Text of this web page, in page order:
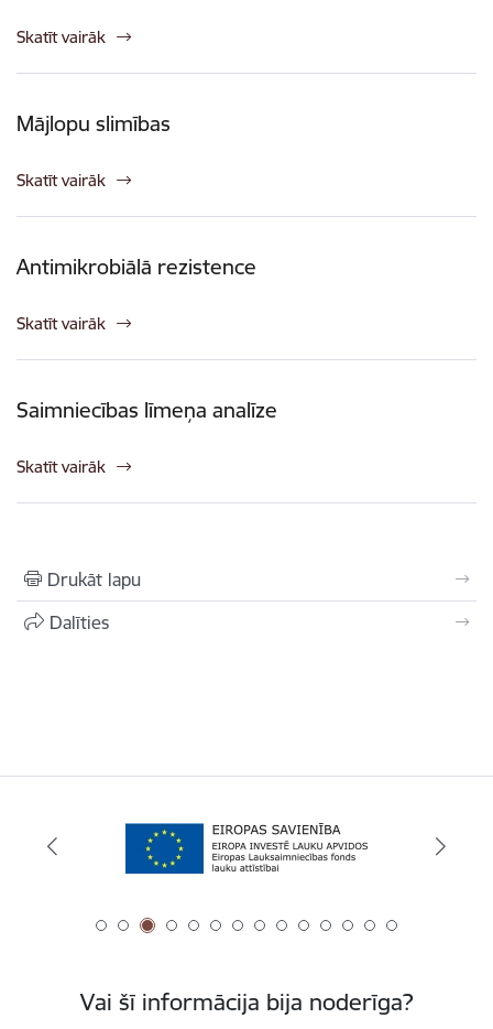
Skatīt vairāk
Mājlopu slimības
Skatīt vairāk
Antimikrobiālā rezistence
Skatīt vairāk
Saimniecības līmeņa analīze
Skatīt vairāk
Drukāt lapu
Dalīties
Vai šī informācija bija noderīga?